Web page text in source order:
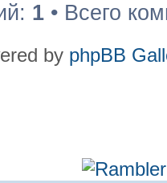
1 • Всего
by phpBB